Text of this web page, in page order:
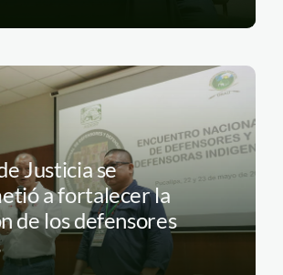
Justicia se
a fortalecer la
de los defensores